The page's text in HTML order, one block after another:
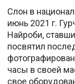
Слон в
июнь 2021 г.
Найроби,
посвятил
часы в своей
свое